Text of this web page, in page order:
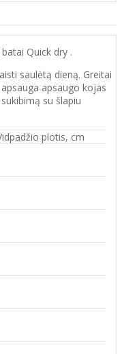
Quick dry .
saulėtą dieną. Greitai
apsaugo kojas
su šlapiu
plotis, cm